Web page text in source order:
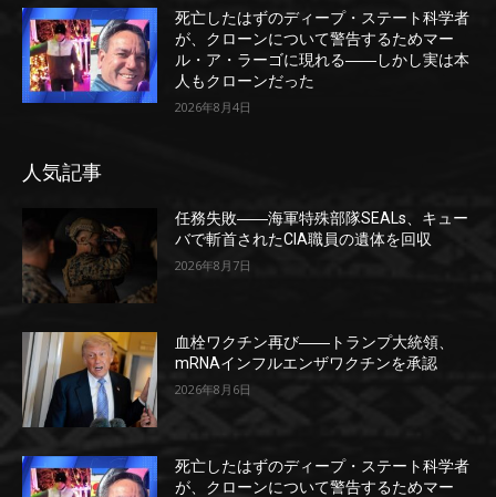
死亡したはずのディープ・ステート科学者
が、クローンについて警告するためマー
ル・ア・ラーゴに現れる――しかし実は本
人もクローンだった
2026年8月4日
人気記事
任務失敗――海軍特殊部隊SEALs、キュー
バで斬首されたCIA職員の遺体を回収
2026年8月7日
血栓ワクチン再び――トランプ大統領、
mRNAインフルエンザワクチンを承認
2026年8月6日
死亡したはずのディープ・ステート科学者
が、クローンについて警告するためマー